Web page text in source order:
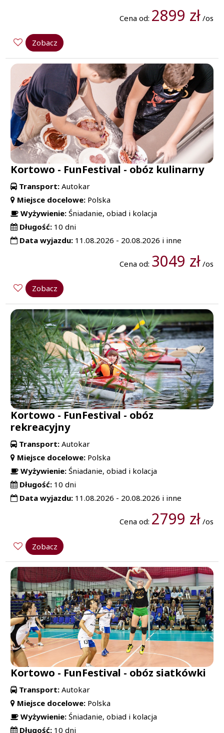
Cena od: 2899 zł/os
Zobacz
Kortowo - FunFestival - obóz kulinarny
Transport: Autokar
Miejsce docelowe: Polska
Wyżywienie: Śniadanie, obiad i kolacja
Długość: 10 dni
Data wyjazdu: 11.08.2026 - 20.08.2026 i inne
Cena od: 3049 zł/os
Zobacz
Kortowo - FunFestival - obóz
rekreacyjny
Transport: Autokar
Miejsce docelowe: Polska
Wyżywienie: Śniadanie, obiad i kolacja
Długość: 10 dni
Data wyjazdu: 11.08.2026 - 20.08.2026 i inne
Cena od: 2799 zł/os
Zobacz
Kortowo - FunFestival - obóz siatkówki
Transport: Autokar
Miejsce docelowe: Polska
Wyżywienie: Śniadanie, obiad i kolacja
Długość: 10 dni